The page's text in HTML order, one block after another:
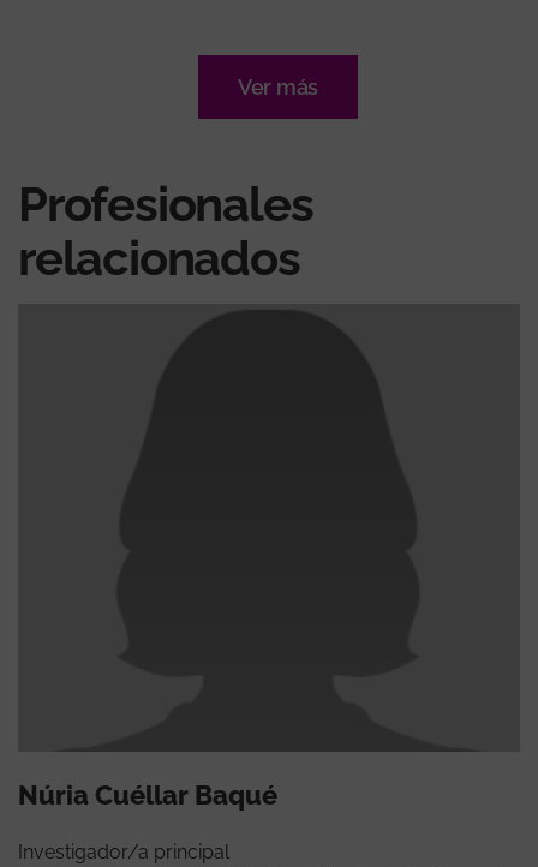
Ver más
Profesionales
relacionados
Núria Cuéllar Baqué
Investigador/a principal